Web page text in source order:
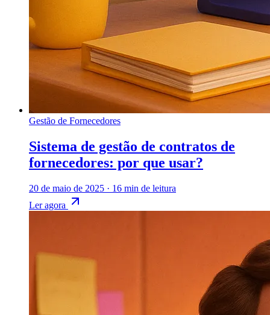
Gestão de Fornecedores
Sistema de gestão de contratos de
fornecedores: por que usar?
20 de maio de 2025 · 16 min de leitura
Ler agora